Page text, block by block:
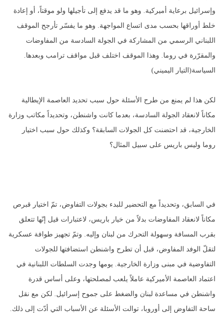
وإسرائيل برعاية أميركية. وهو ما قد يدفع إلى تأجيلها ولو موقتاً، أو إعادة
خلط أوراقها بحسب مدى اتساع المواجهة. وهو ما يفسّر تأرجح الموقف
اللبناني الرسمي من المشاركة في الجولة السادسة من المفاوضات
والمقرّرة في روما. وهذا الموقف اختلف قبل مواقف ترامب وبعدها.
السياسة(التيار اليميني)
لكن هذا لم يمنع من طرح الأسئلة حول سبب تحديد العاصمة الإيطالية
مكاناً لانعقاد الجولة السادسة، بعدما كانت واشنطن، وتحديداً مكاتب وزارة
الخارجية، قد احتضنت كل الجولات السابقة؟ وكذلك حول سبب اختيار
روما وليس باريس على سبيل المثال؟
في السابق، وتحديداً مع التحضير للبدء بجولات التفاوض، تمّ اختيار قبرص
مكاناً لانعقاد المفاوضات بدلاً من خيار باريس، لاعتبارات قيل إنّها تتعلق
بقرب المسافة وسهولة التحرك من لبنان وإليه. وتمّ تجهيز طوافة عسكرية
لتقلّ الوفد المفاوض، قبل أن تطرح واشنطن استضافتها للجولات
التفاوضية في مبنى وزارة الخارجية. يومها وجدت السلطات اللبنانية في
اعتماد العاصمة الأميركية عاملاً يلعب لمصلحتها، وعلى أساس قدرة
واشنطن في مساعدة لبنان والضغط على جموح إسرائيل. لكن مع نقل
ساحة التفاوض إلى أوروبا، توالت الأسئلة عن الأسباب التي أدّت إلى ذلك.